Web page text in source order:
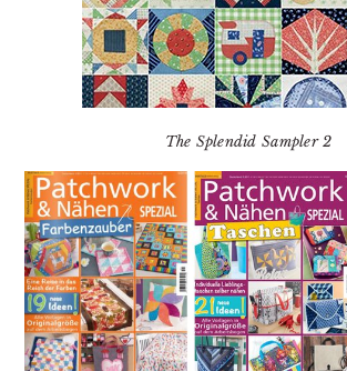
The Splendid Sampler 2